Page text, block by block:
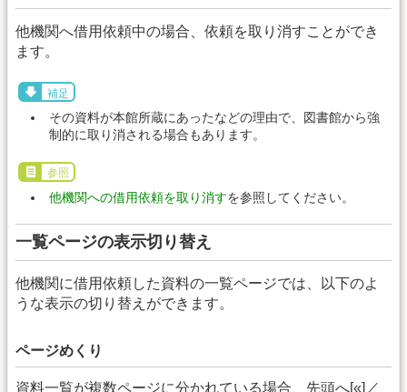
他機関へ借用依頼中の場合、依頼を取り消すことができ
ます。
補足
その資料が本館所蔵にあったなどの理由で、図書館から強
制的に取り消される場合もあります。
参照
他機関への借用依頼を取り消すを参照してください。
一覧ページの表示切り替え
他機関に借用依頼した資料の一覧ページでは、以下のよ
うな表示の切り替えができます。
ページめくり
資料一覧が複数ページに分かれている場合、先頭へ[«]／